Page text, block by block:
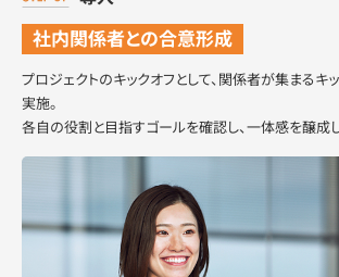
社内関係者との合意形成
プロジェクトのキックオフとして、 関係者が集まるキ
実施。
各自の役割と目指すゴールを確認し、一体感を醸成し